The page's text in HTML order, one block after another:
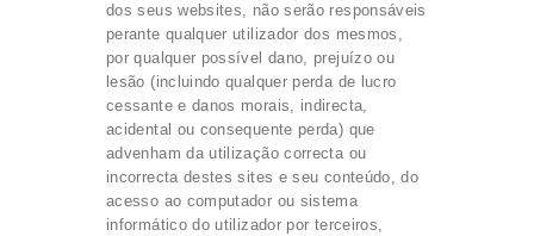
dos seus websites, não serão responsáveis
perante qualquer utilizador dos mesmos,
por qualquer possível dano, prejuízo ou
lesão (incluindo qualquer perda de lucro
cessante e danos morais, indirecta,
acidental ou consequente perda) que
advenham da utilização correcta ou
incorrecta destes sites e seu conteúdo, do
acesso ao computador ou sistema
informático do utilizador por terceiros,